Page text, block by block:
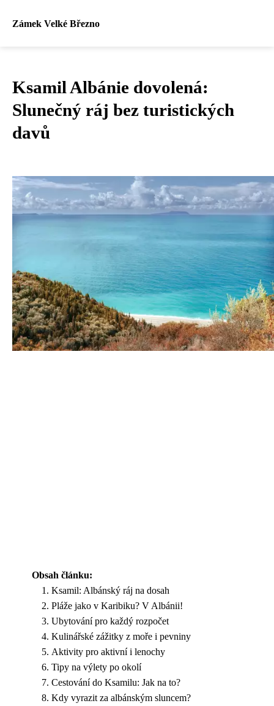
Zámek Velké Březno
Ksamil Albánie dovolená:
Slunečný ráj bez turistických
davů
Obsah článku:
Ksamil: Albánský ráj na dosah
Pláže jako v Karibiku? V Albánii!
Ubytování pro každý rozpočet
Kulinářské zážitky z moře i pevniny
Aktivity pro aktivní i lenochy
Tipy na výlety po okolí
Cestování do Ksamilu: Jak na to?
Kdy vyrazit za albánským sluncem?